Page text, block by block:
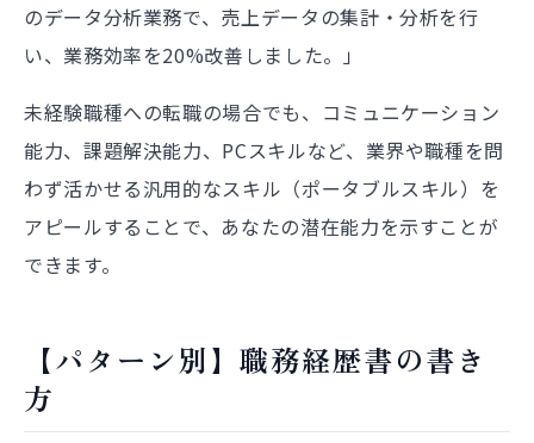
のデータ分析業務で、売上データの集計・分析を行
い、業務効率を20%改善しました。」
未経験職種への転職の場合でも、コミュニケーション
能力、課題解決能力、PCスキルなど、業界や職種を問
わず活かせる汎用的なスキル（ポータブルスキル）を
アピールすることで、あなたの潜在能力を示すことが
できます。
【パターン別】職務経歴書の書き
方